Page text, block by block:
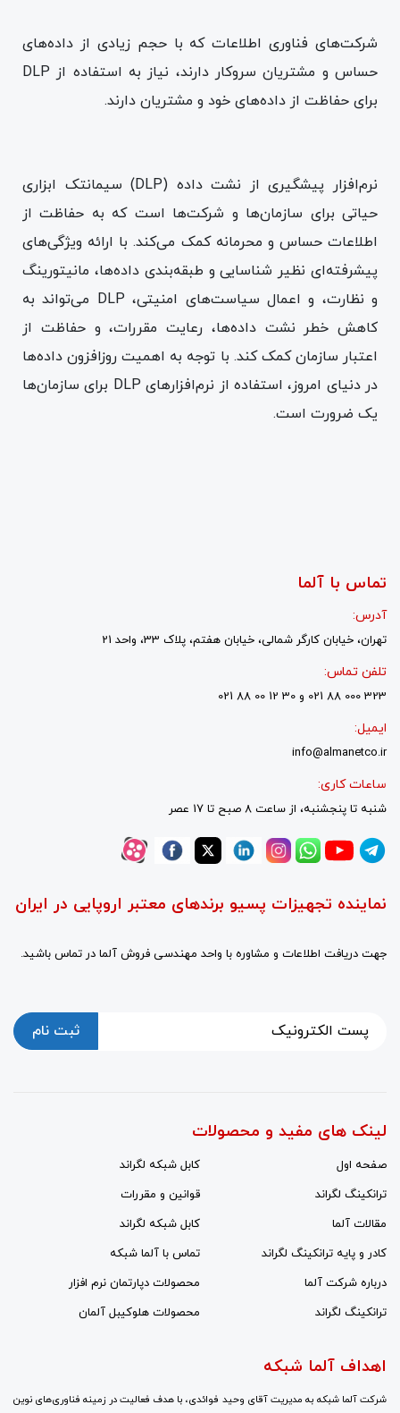
شرکت‌های فناوری اطلاعات که با حجم زیادی از داده‌های
حساس و مشتریان سروکار دارند، نیاز به استفاده از DLP
برای حفاظت از داده‌های خود و مشتریان دارند.
نرم‌افزار پیشگیری از نشت داده (DLP) سیمانتک ابزاری
حیاتی برای سازمان‌ها و شرکت‌ها است که به حفاظت از
اطلاعات حساس و محرمانه کمک می‌کند. با ارائه ویژگی‌های
پیشرفته‌ای نظیر شناسایی و طبقه‌بندی داده‌ها، مانیتورینگ
و نظارت، و اعمال سیاست‌های امنیتی، DLP می‌تواند به
کاهش خطر نشت داده‌ها، رعایت مقررات، و حفاظت از
اعتبار سازمان کمک کند. با توجه به اهمیت روزافزون داده‌ها
در دنیای امروز، استفاده از نرم‌افزارهای DLP برای سازمان‌ها
یک ضرورت است.
تماس با آلما
آدرس:
تهران، خیابان کارگر شمالی، خیابان هفتم، پلاک 33، واحد 21
تلفن تماس:
323 000 88 021 و 30 12 00 88 021
ایمیل:
info@almanetco.ir
ساعات کاری:
شنبه تا پنجشنبه، از ساعت 8 صبح تا 17 عصر
نماینده تجهیزات پسیو برندهای معتبر اروپایی در ایران
جهت دریافت اطلاعات و مشاوره با واحد مهندسی فروش آلما در تماس باشید.
ثبت نام
لینک های مفید و محصولات
صفحه اول
کابل شبکه لگراند
ترانکینگ لگراند
قوانین و مقررات
مقالات آلما
کابل شبکه لگراند
کادر و پایه ترانکینگ لگراند
تماس با آلما شبکه
درباره شرکت آلما
محصولات دپارتمان نرم افزار
ترانکینگ لگراند
محصولات هلوکیبل آلمان
اهداف آلما شبکه
شرکت آلما شبکه به مدیریت آقای وحید فوائدی، با هدف فعالیت در زمینه فناوری‌های نوین